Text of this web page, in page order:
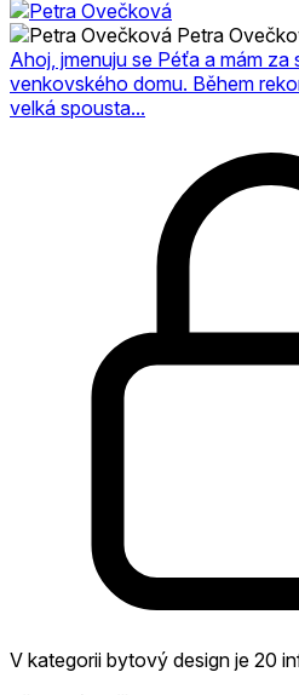
Petra
Ahoj, jmenuju se Péťa a mám
venkovského domu. Během
velká spousta...
V kategorii bytový design je 20